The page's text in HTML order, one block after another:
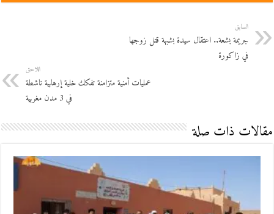
السابق
جريمة بشعة.. اعتقال سيدة بشبهة قتل زوجها
في زاكورة
اللاحق
عمليات أمنية متزامنة تفكك خلية إرهابية ناشطة
في 3 مدن مغربية
مقالات ذات صلة